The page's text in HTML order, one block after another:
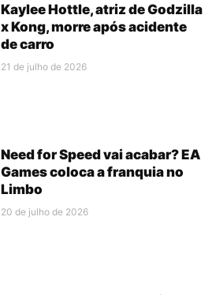
Kaylee Hottle, atriz de Godzilla
x Kong, morre após acidente
de carro
21 de julho de 2026
Need for Speed vai acabar? EA
Games coloca a franquia no
Limbo
20 de julho de 2026